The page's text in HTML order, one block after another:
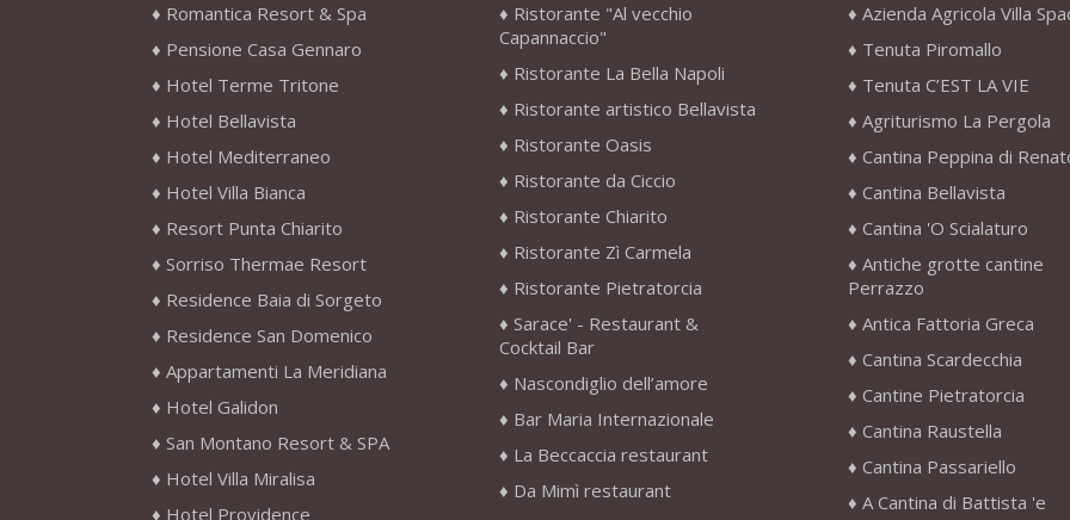
Romantica Resort & Spa
Pensione Casa Gennaro
Hotel Terme Tritone
Hotel Bellavista
Hotel Mediterraneo
Hotel Villa Bianca
Resort Punta Chiarito
Sorriso Thermae Resort
Residence Baia di Sorgeto
Residence San Domenico
Appartamenti La Meridiana
Hotel Galidon
San Montano Resort & SPA
Hotel Villa Miralisa
Hotel Providence
Ristorante "Al vecchio
Capannaccio"
Ristorante La Bella Napoli
Ristorante artistico Bellavista
Ristorante Oasis
Ristorante da Ciccio
Ristorante Chiarito
Ristorante Zì Carmela
Ristorante Pietratorcia
Sarace' - Restaurant &
Cocktail Bar
Nascondiglio dell’amore
Bar Maria Internazionale
La Beccaccia restaurant
Da Mimì restaurant
Azienda Agricola Villa
Tenuta Piromallo
Tenuta C’EST LA VIE
Agriturismo La Pergola
Cantina Peppina di
Cantina Bellavista
Cantina 'O Scialaturo
Antiche grotte cantine
Perrazzo
Antica Fattoria Greca
Cantina Scardecchia
Cantine Pietratorcia
Cantina Raustella
Cantina Passariello
A Cantina di Battista 'e